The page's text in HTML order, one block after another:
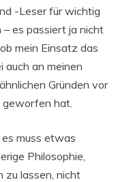
-Leser für wichtig
– es passiert ja nicht
mein Einsatz das
auch an meinen
Gründen vor
geworfen hat.
muss etwas
Philosophie,
zu lassen, nicht